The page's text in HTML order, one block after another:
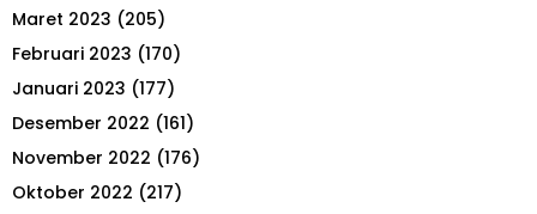
Maret 2023 (205)
Februari 2023 (170)
Januari 2023 (177)
Desember 2022 (161)
November 2022 (176)
Oktober 2022 (217)